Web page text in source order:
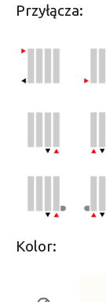
Przyłącza:
Kolor: